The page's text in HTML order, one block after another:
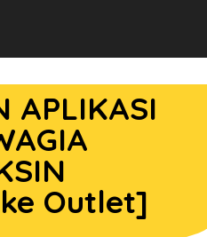
APLIKASI
Outlet]